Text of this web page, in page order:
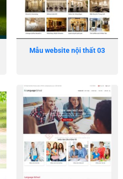
Mẫu website nội thất 03